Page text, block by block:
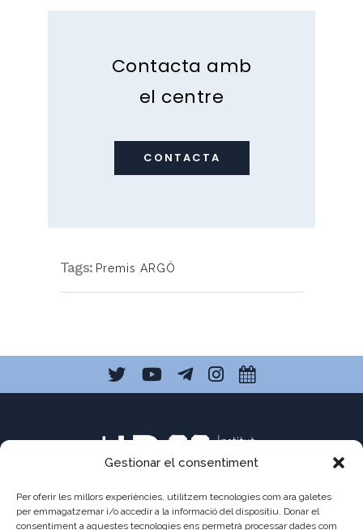
Gestionar el consentiment
Per oferir les millors experiències, utilitzem tecnologies com ara galetes
per emmagatzemar i/o accedir a la informació del dispositiu. Donar el
consentiment a aquestes tecnologies ens permetrà processar dades com
Contacta amb
el centre
CONTACTA
Tags: Premis ARGÓ